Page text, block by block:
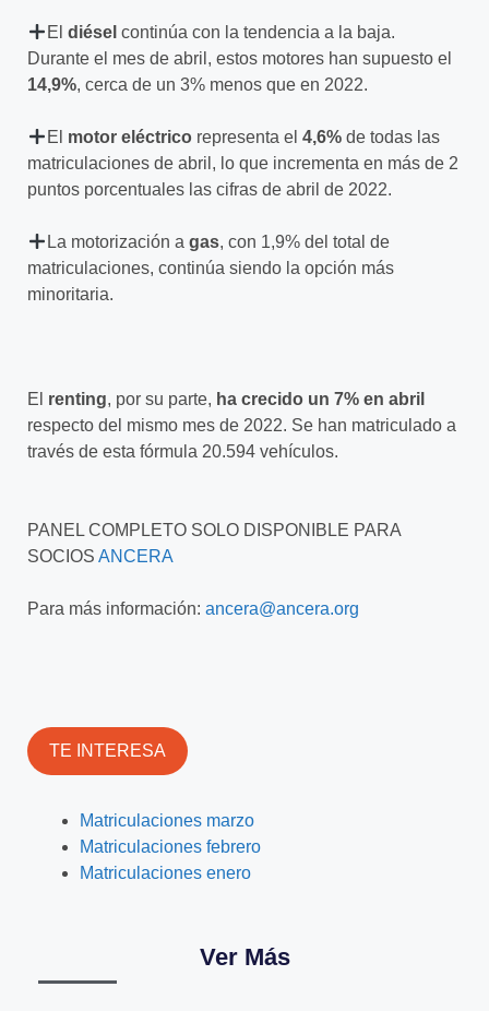
Eldiésel continúa con la tendencia a la baja.
Durante el mes de abril, estos motores han supuesto el
14,9%, cerca de un 3% menos que en 2022.
El motor eléctrico representa el4,6% de todas las
matriculaciones de abril, lo que incrementa en más de 2
puntos porcentuales las cifras de abril de 2022.
La motorización agas, con 1,9% del total de
matriculaciones, continúa siendo la opción más
minoritaria.
El renting, por su parte, ha crecido un 7% en abril
respecto del mismo mes de 2022. Se han matriculado a
través de esta fórmula 20.594 vehículos.
PANEL COMPLETO SOLO DISPONIBLE PARA
SOCIOS ANCERA
Para más información: ancera@ancera.org
TE INTERESA
Matriculaciones marzo
Matriculaciones febrero
Matriculaciones enero
Ver Más